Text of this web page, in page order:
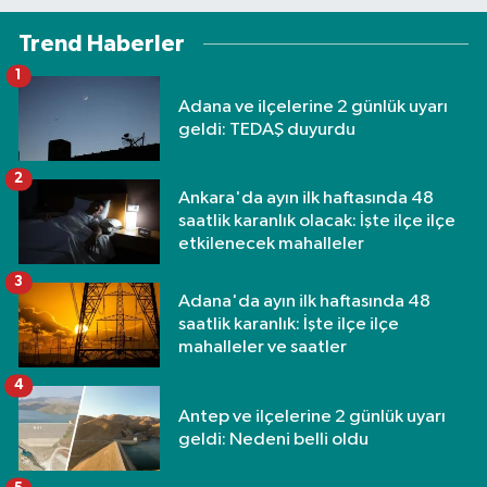
Trend Haberler
Adana ve ilçelerine 2 günlük uyarı
geldi: TEDAŞ duyurdu
1
Ankara'da ayın ilk haftasında 48
saatlik karanlık olacak: İşte ilçe ilçe
etkilenecek mahalleler
2
Adana'da ayın ilk haftasında 48
saatlik karanlık: İşte ilçe ilçe
mahalleler ve saatler
3
Antep ve ilçelerine 2 günlük uyarı
geldi: Nedeni belli oldu
4